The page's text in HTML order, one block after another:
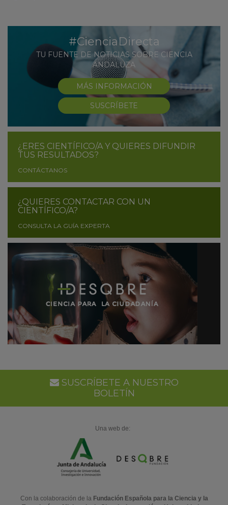
#CienciaDirecta
TU FUENTE DE NOTICIAS SOBRE CIENCIA
ANDALUZA
MÁS INFORMACIÓN
SUSCRÍBETE
¿ERES CIENTÍFICO/A Y QUIERES DIFUNDIR
TUS RESULTADOS?
CONTÁCTANOS
¿QUIERES CONTACTAR CON UN
CIENTÍFICO/A?
CONSULTA LA GUÍA EXPERTA
SUSCRÍBETE A NUESTRO
BOLETÍN
Una web de:
Con la colaboración de la Fundación Española para la Ciencia y la